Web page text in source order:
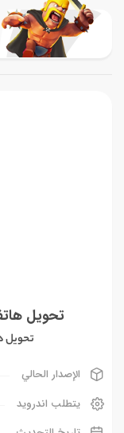
تحويل
تحويل
الإصدار الحالي
يتطلب اندرويد